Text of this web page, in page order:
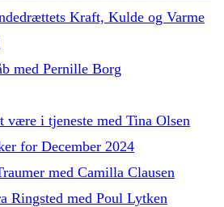
Kraft, Kulde og Varme
med Pernille Borg
i tjeneste med Tina Olsen
for December 2024
med Camilla Clausen
Ringsted med Poul Lytken